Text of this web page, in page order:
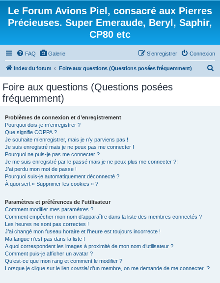
Le Forum Avions Piel, consacré aux Pierres
Précieuses. Super Emeraude, Beryl, Saphir,
CP80 etc
FAQ Galerie Connexion
S’enregistrer
Index du forum Foire aux questions (Questions posées fréquemment)
Foire aux questions (Questions posées
fréquemment)
Problèmes de connexion et d’enregistrement
Pourquoi dois-je m’enregistrer ?
Que signifie COPPA ?
Je souhaite m’enregistrer, mais je n’y parviens pas !
Je suis enregistré mais je ne peux pas me connecter !
Pourquoi ne puis-je pas me connecter ?
Je me suis enregistré par le passé mais je ne peux plus me connecter ?!
J’ai perdu mon mot de passe !
Pourquoi suis-je automatiquement déconnecté ?
À quoi sert « Supprimer les cookies » ?
Paramètres et préférences de l’utilisateur
Comment modifier mes paramètres ?
Comment empêcher mon nom d’apparaître dans la liste des membres connectés ?
Les heures ne sont pas correctes !
J’ai changé mon fuseau horaire et l’heure est toujours incorrecte !
Ma langue n’est pas dans la liste !
A quoi correspondent les images à proximité de mon nom d’utilisateur ?
Comment puis-je afficher un avatar ?
Qu’est-ce que mon rang et comment le modifier ?
Lorsque je clique sur le lien courrield’un membre, on me demande de me connecter !?